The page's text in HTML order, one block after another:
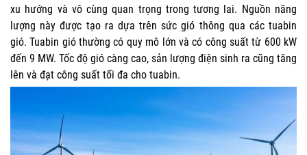
xu hướng và vô cùng quan trọng trong tương lai. Nguồn năng
lượng này được tạo ra dựa trên sức gió thông qua các tuabin
gió. Tuabin gió thường có quy mô lớn và có công suất từ 600 kW
đến 9 MW. Tốc độ gió càng cao, sản lượng điện sinh ra cũng tăng
lên và đạt công suất tối đa cho tuabin.